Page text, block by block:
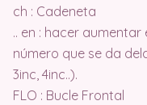
ch : Cadeneta
.. en : hacer
número que se da
3inc, 4inc..).
FLO : Bucle Frontal